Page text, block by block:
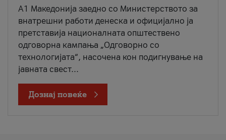
A1 Македонија заедно со Министерството за
внатрешни работи денеска и официјално ја
претставија националната општествено
одговорна кампања „Одговорно со
технологијата“, насочена кон подигнување на
јавната свест...
Дознај повеќе